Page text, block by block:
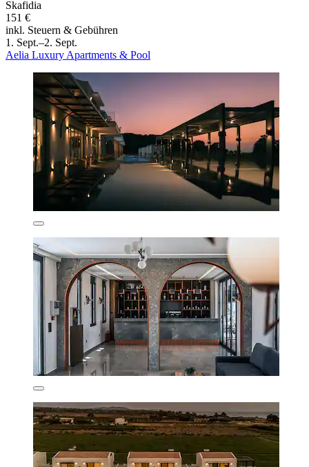
Skafidia
151 €
inkl. Steuern & Gebühren
1. Sept.–2. Sept.
Aelia Luxury Apartments & Pool